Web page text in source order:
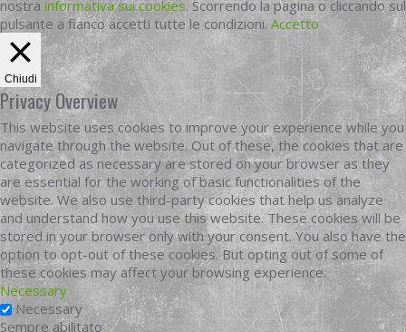
nostra informativa sui cookies. Scorrendo la pagina o cliccando sul
pulsante a fianco accetti tutte le condizioni. Accetto
Chiudi
Privacy Overview
This website uses cookies to improve your experience while you
navigate through the website. Out of these, the cookies that are
categorized as necessary are stored on your browser as they
are essential for the working of basic functionalities of the
website. We also use third-party cookies that help us analyze
and understand how you use this website. These cookies will be
stored in your browser only with your consent. You also have the
option to opt-out of these cookies. But opting out of some of
these cookies may affect your browsing experience.
Necessary
Necessary
Sempre abilitato